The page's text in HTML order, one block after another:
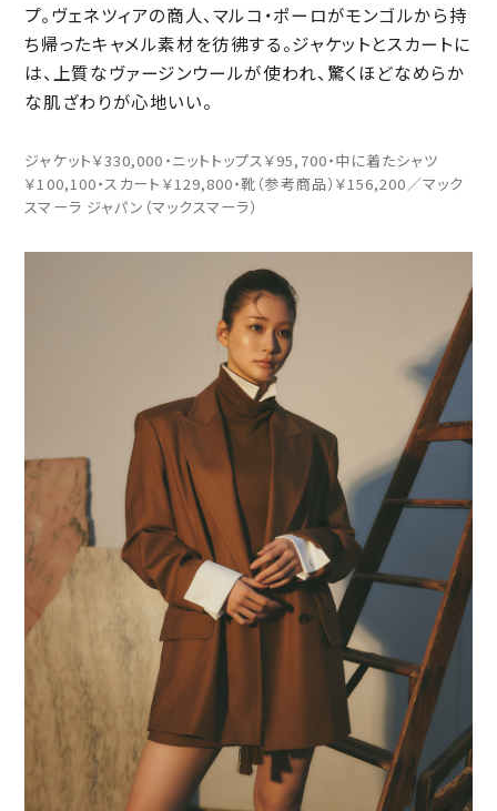
プ。ヴェネツィアの商人、マルコ・ポーロがモンゴルから持
ち帰ったキャメル素材を彷彿する。ジャケットとスカートに
は、上質なヴァージンウールが使われ、驚くほどなめらか
な肌ざわりが心地いい。
ジャケット￥330,000・ニットトップス￥95,700・中に着たシャツ
￥100,100・スカート￥129,800・靴（参考商品）￥156,200／マック
スマーラ ジャパン（マックスマーラ）